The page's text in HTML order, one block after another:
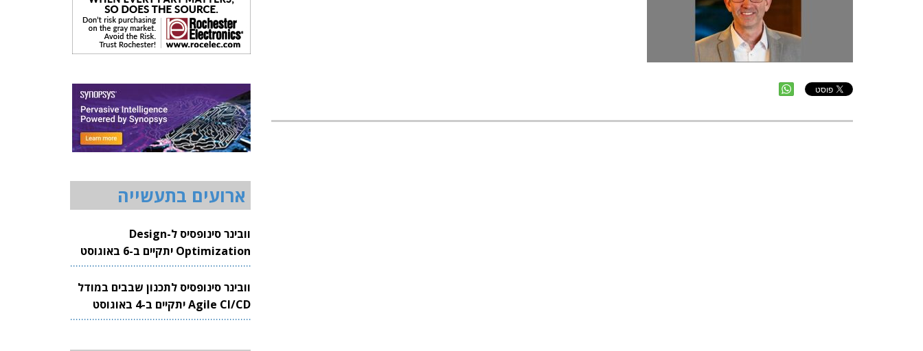
ארועים בתעשייה
וובינר סינופסיס ל-Design
Optimization יתקיים ב-6 באוגוסט
2026
וובינר סינופסיס לתכנון שבבים במודל
Agile CI/CD יתקיים ב-4 באוגוסט
2026